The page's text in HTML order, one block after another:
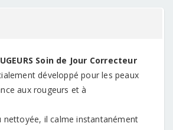
Soin de Jour Correcteur
développé pour les peaux
aux rougeurs et à
nettoyée, il calme instantanément